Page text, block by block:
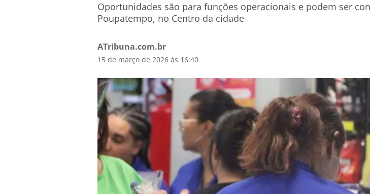
Oportunidades são para funções operacionais e podem ser
Poupatempo, no Centro da cidade
ATribuna.com.br
15 de março de 2026 às 16:40